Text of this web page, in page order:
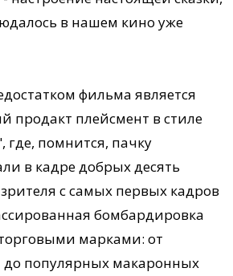
в нашем кино уже
фильма является
продакт плейсмент в стиле
где, помнится, пачку
в кадре добрых десять
с самых первых кадров
бомбардировка
марками: от
до популярных макаронных